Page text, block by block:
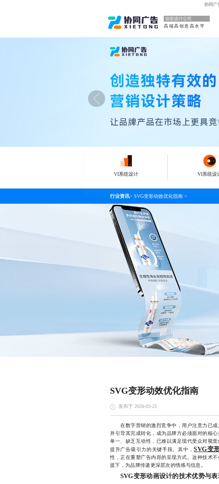
协同广
创意设计公司
高端高创意高水平
VI系统设计 VI系统设
行业资讯> SVG变形动效优化指南 >
SVG变形动效优化指南
发布于 2026-03-25
在数字营销的激烈竞争中，用户注意力已成
并引导其完成转化，成为品牌方必须面对的核
单一、缺乏互动性，已难以满足现代受众对视
提升广告吸引力的关键手段。其中，SVG变
性，正在重塑广告内容的呈现方式。这种技术
提下，为品牌传递更深层次的情感与信息。
SVG变形动画设计的技术优势与